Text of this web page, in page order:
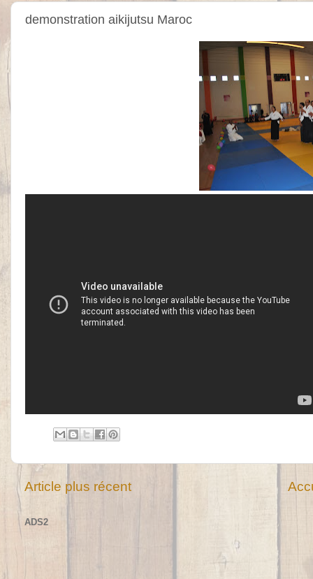
demonstration aikijutsu Maroc
Article plus récent
ADS2